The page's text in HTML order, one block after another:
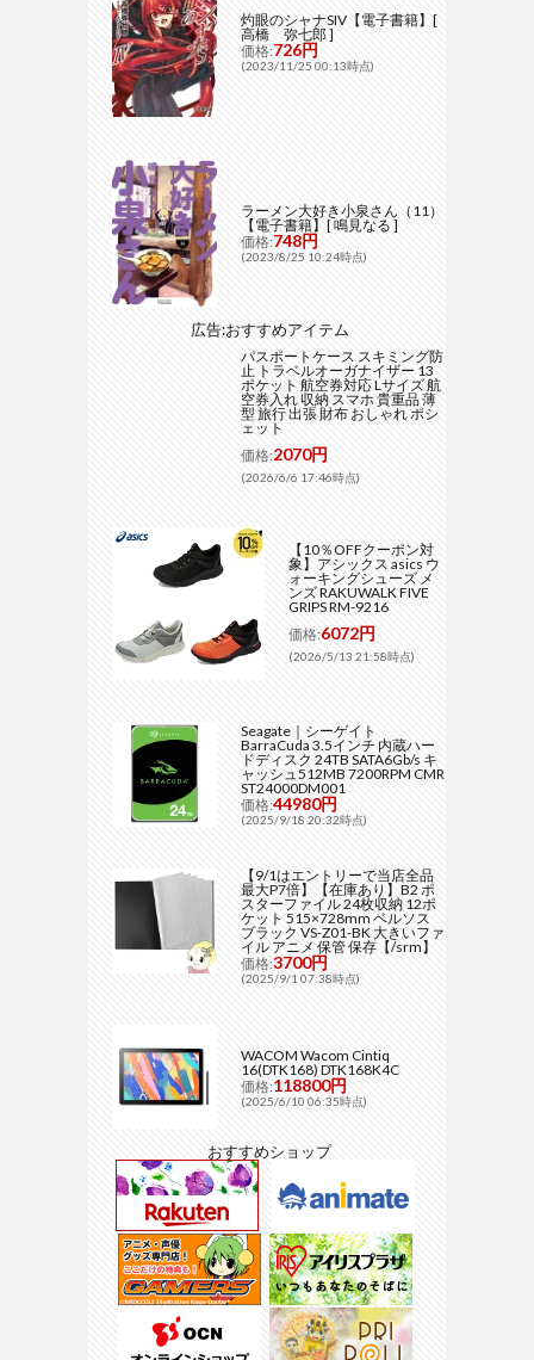
灼眼のシャナSIV【電子書籍】[
高橋 弥七郎 ]
価格:726円
(2023/11/25 00:13時点)
ラーメン大好き小泉さん（11）
【電子書籍】[ 鳴見なる ]
価格:748円
(2023/8/25 10:24時点)
広告:おすすめアイテム
パスポートケース スキミング防
止 トラベルオーガナイザー 13
ポケット 航空券対応 Lサイズ 航
空券入れ 収納 スマホ 貴重品 薄
型 旅行 出張 財布 おしゃれ ポシ
ェット
価格:2070円
(2026/6/6 17:46時点)
【10％OFFクーポン対
象】アシックス asics ウ
ォーキングシューズ メ
ンズ RAKUWALK FIVE
GRIPS RM-9216
価格:6072円
(2026/5/13 21:58時点)
Seagate｜シーゲイト
BarraCuda 3.5インチ 内蔵ハー
ドディスク 24TB SATA6Gb/s キ
ャッシュ512MB 7200RPM CMR
ST24000DM001
価格:44980円
(2025/9/18 20:32時点)
【9/1はエントリーで当店全品
最大P7倍】【在庫あり】B2 ポ
スターファイル 24枚収納 12ポ
ケット 515×728mm ベルソス
ブラック VS-Z01-BK 大きいファ
イル アニメ 保管 保存【/srm】
価格:3700円
(2025/9/1 07:38時点)
WACOM Wacom Cintiq
16(DTK168) DTK168K4C
価格:118800円
(2025/6/10 06:35時点)
おすすめショップ